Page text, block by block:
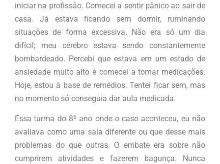
iniciar na profissão. Comecei a sentir pânico ao sair de
casa. Já estava ficando sem dormir, ruminando
situações de forma excessiva. Não era só um dia
difícil; meu cérebro estava sendo constantemente
bombardeado. Percebi que estava em um estado de
ansiedade muito alto e comecei a tomar medicações.
Hoje, estou à base de remédios. Tentei ficar sem, mas
no momento só conseguia dar aula medicada.
Essa turma do 8º ano onde o caso aconteceu, eu não
avaliava como uma sala diferente ou que desse mais
problemas do que outras. O embate era sobre não
cumprirem atividades e fazerem bagunça. Nunca